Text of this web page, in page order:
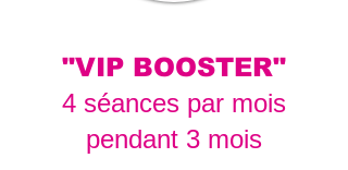
"VIP BOOSTER"
4 séances par mois
pendant 3 mois